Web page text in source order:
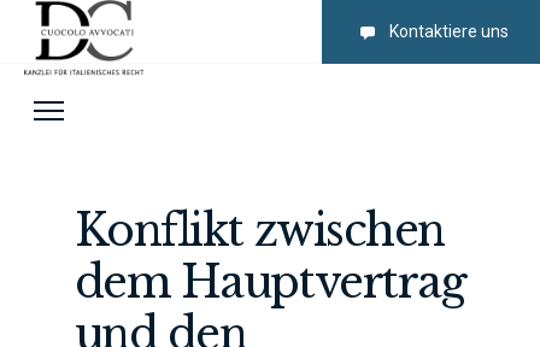
Kontaktiere uns
Konflikt zwischen
dem Hauptvertrag
und den